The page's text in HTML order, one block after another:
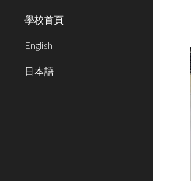
學校首頁
English
日本語